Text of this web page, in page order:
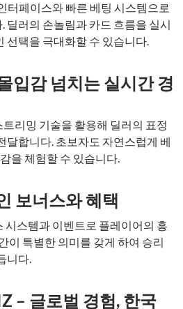
터페이스와 빠른 베팅 시스템으로
딜러의 손놀림과 카드 흐름을 실시
선택을 극대화할 수 있습니다.
입감 넘치는 실시간 경
트리밍 기술을 활용해 딜러의 표정
달합니다. 초보자도 자연스럽게 베
을 체험할 수 있습니다.
보너스와 혜택
시스템과 이벤트로 플레이어의 흥
이 특별한 의미를 갖게 하여 승리
니다.
– 글로벌 경험, 한국